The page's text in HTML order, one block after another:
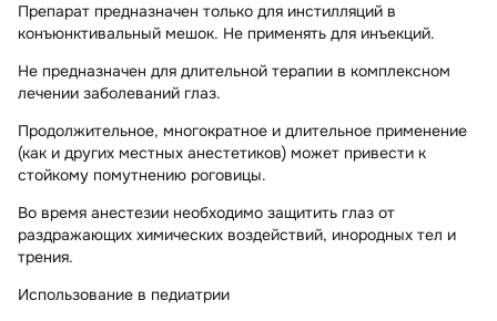
Препарат предназначен только для инстилляций в
конъюнктивальный мешок. Не применять для инъекций.
Не предназначен для длительной терапии в комплексном
лечении заболеваний глаз.
Продолжительное, многократное и длительное применение
(как и других местных анестетиков) может привести к
стойкому помутнению роговицы.
Во время анестезии необходимо защитить глаз от
раздражающих химических воздействий, инородных тел и
трения.
Использование в педиатрии